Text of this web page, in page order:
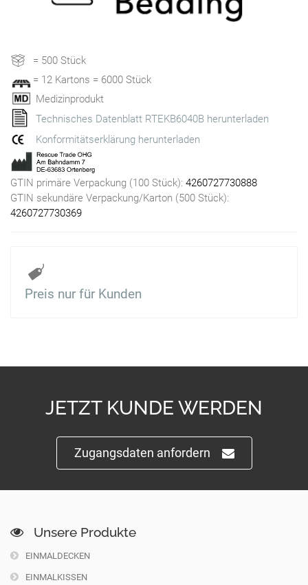
= 500 Stück
= 12 Kartons = 6000 Stück
Medizinprodukt
Technisches Datenblatt RTEKB6040B herunterladen
Konformitätserklärung herunterladen
GTIN primäre Verpackung (100 Stück): 4260727730888
GTIN sekundäre Verpackung/Karton (500 Stück):
4260727730369
Preis nur für Kunden
JETZT KUNDE WERDEN
Zugangsdaten anfordern
Unsere Produkte
EINMALDECKEN
EINMALKISSEN